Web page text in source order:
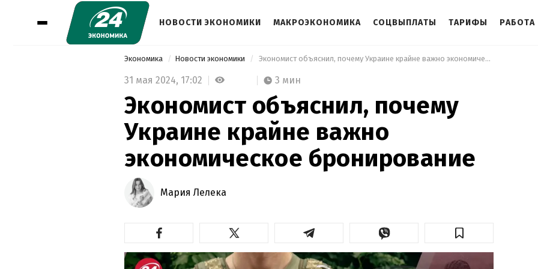
НОВОСТИ ЭКОНОМИКИ МАКРОЭКОНОМИКА СОЦВЫПЛАТЫ ТАРИФЫ РАБОТА
Экономика Новости экономики Экономист объяснил, почему Украине крайне важно экономическое бронирование
31 мая 2024, 17:02 3 мин
Экономист объяснил, почему
Украине крайне важно
экономическое бронирование
Мария Лелека